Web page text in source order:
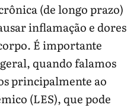
(de longo prazo)
inflamação e dores
É importante
quando falamos
principalmente ao
(LES), que pode